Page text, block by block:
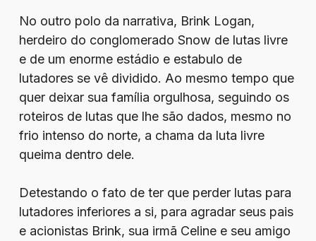
No outro polo da narrativa, Brink Logan,
herdeiro do conglomerado Snow de lutas livre
e de um enorme estádio e estabulo de
lutadores se vê dividido. Ao mesmo tempo que
quer deixar sua família orgulhosa, seguindo os
roteiros de lutas que lhe são dados, mesmo no
frio intenso do norte, a chama da luta livre
queima dentro dele.
Detestando o fato de ter que perder lutas para
lutadores inferiores a si, para agradar seus pais
e acionistas Brink, sua irmã Celine e seu amigo